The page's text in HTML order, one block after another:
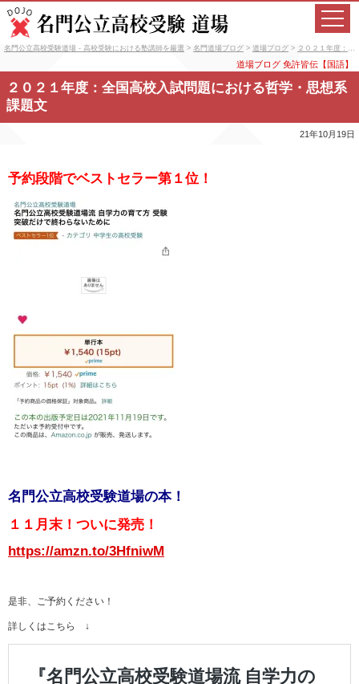
名門公立高校受験道場 - 高校受験における塾講師を厳選 > 名門道場ブログ > 道場ブログ > ２０２１年度：全国高校入試問題における哲学・思想系課題文
道場ブログ 免許皆伝【国語】
２０２１年度：全国高校入試問題における哲学・思想系
課題文
21年10月19日
予約段階でベストセラー第１位！
名門公立高校受験道場の本！
１１月末！ついに発売！
https://amzn.to/3HfniwM
是非、ご予約ください！
詳しくはこちら ↓